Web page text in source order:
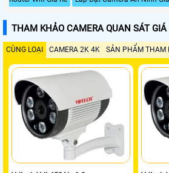
THAM KHẢO CAMERA QUAN SÁT GIÁ
CÙNG LOẠI CAMERA 2K 4K SẢN PHẨM THAM